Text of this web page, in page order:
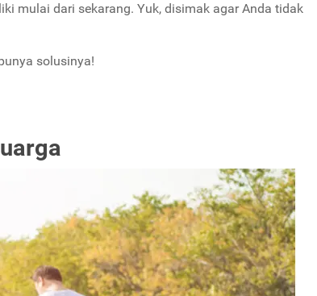
mulai dari sekarang. Yuk, disimak agar Anda tidak
solusinya!